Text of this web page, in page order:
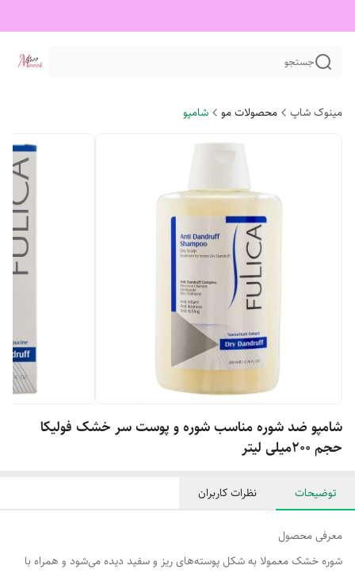
جستجو
مینوک شاپ محصولات مو شامپو
شامپو ضد شوره مناسب شوره و پوست سر خشک فولیکا
حجم 200میلی لیتر
توضیحات نظرات کاربران
معرفی محصول
شوره خشک معمولا به شکل پوسته‌های ریز و سفید دیده می‌شود و همراه با